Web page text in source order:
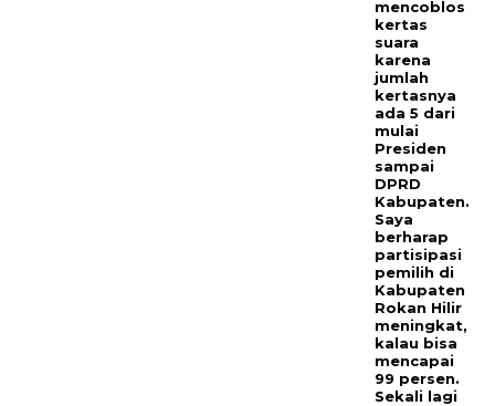
mencoblos
kertas
suara
karena
jumlah
kertasnya
ada 5 dari
mulai
Presiden
sampai
DPRD
Kabupaten.
Saya
berharap
partisipasi
pemilih di
Kabupaten
Rokan Hilir
meningkat,
kalau bisa
mencapai
99 persen.
Sekali lagi